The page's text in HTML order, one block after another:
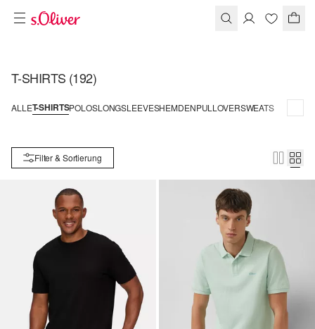
T-SHIRTS (192)
ALLET-SHIRTSPOLOSLONGSLEEVESHEMDENPULLOVERSWEATS
Filter & Sortierung